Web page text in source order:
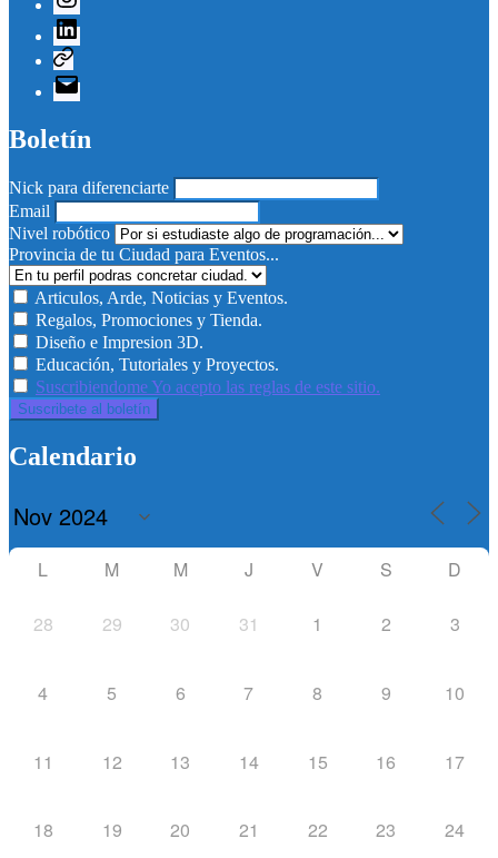
Linkedin
Telegram
Correo
electrónico
Boletín
Nick para diferenciarte
Email
Nivel robótico
Provincia de tu Ciudad para Eventos...
Articulos, Arde, Noticias y Eventos.
Regalos, Promociones y Tienda.
Diseño e Impresion 3D.
Educación, Tutoriales y Proyectos.
Suscribiendome Yo acepto las reglas de este sitio.
Calendario
L M M J V S D
28 29 30 31 1 2 3
4 5 6 7 8 9 10
11 12 13 14 15 16 17
18 19 20 21 22 23 24